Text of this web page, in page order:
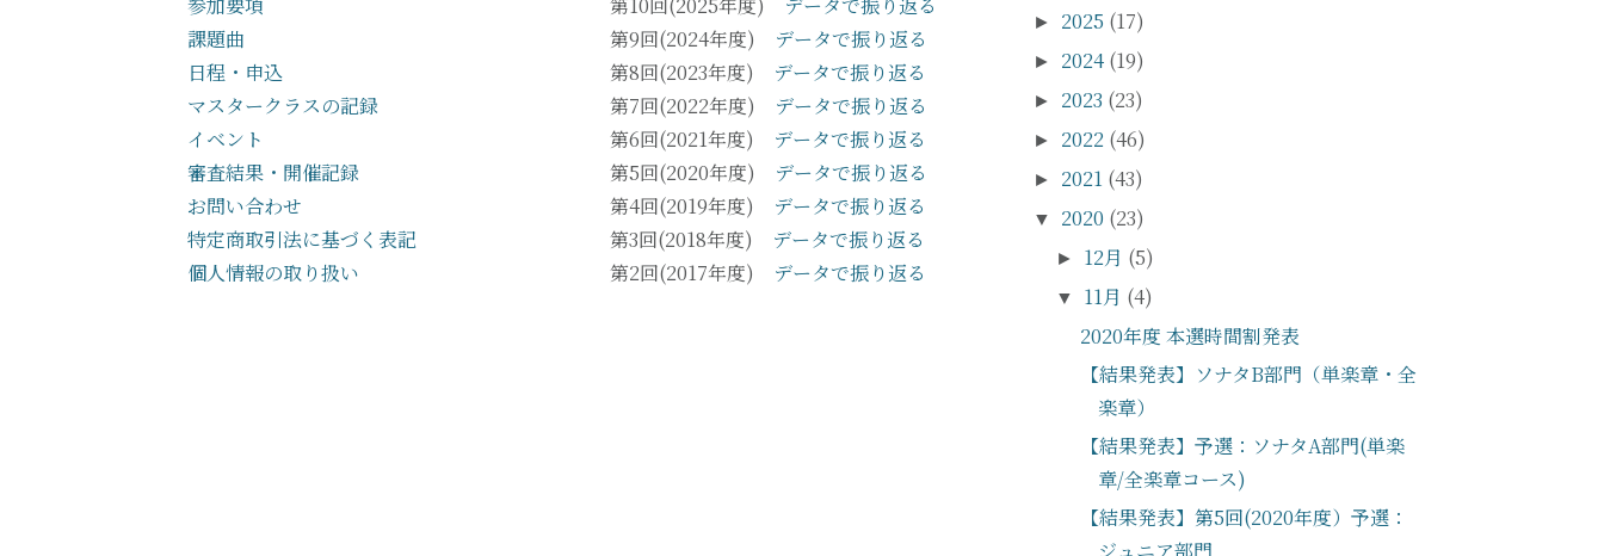
課題曲
日程・申込
マスタークラスの記録
イベント
審査結果・開催記録
お問い合わせ
特定商取引法に基づく表記
個人情報の取り扱い
第9回(2024年度) データで振り返る
第8回(2023年度) データで振り返る
第7回(2022年度) データで振り返る
第6回(2021年度) データで振り返る
第5回(2020年度) データで振り返る
第4回(2019年度) データで振り返る
第3回(2018年度) データで振り返る
第2回(2017年度) データで振り返る
► 2025 (17)
► 2024 (19)
► 2023 (23)
► 2022 (46)
► 2021 (43)
▼ 2020 (23)
► 12月 (5)
▼ 11月 (4)
2020年度 本選時間割発表
【結果発表】ソナタB部門（単楽章・全
楽章）
【結果発表】予選：ソナタA部門(単楽
章/全楽章コース)
【結果発表】第5回(2020年度）予選：
ジュニア部門